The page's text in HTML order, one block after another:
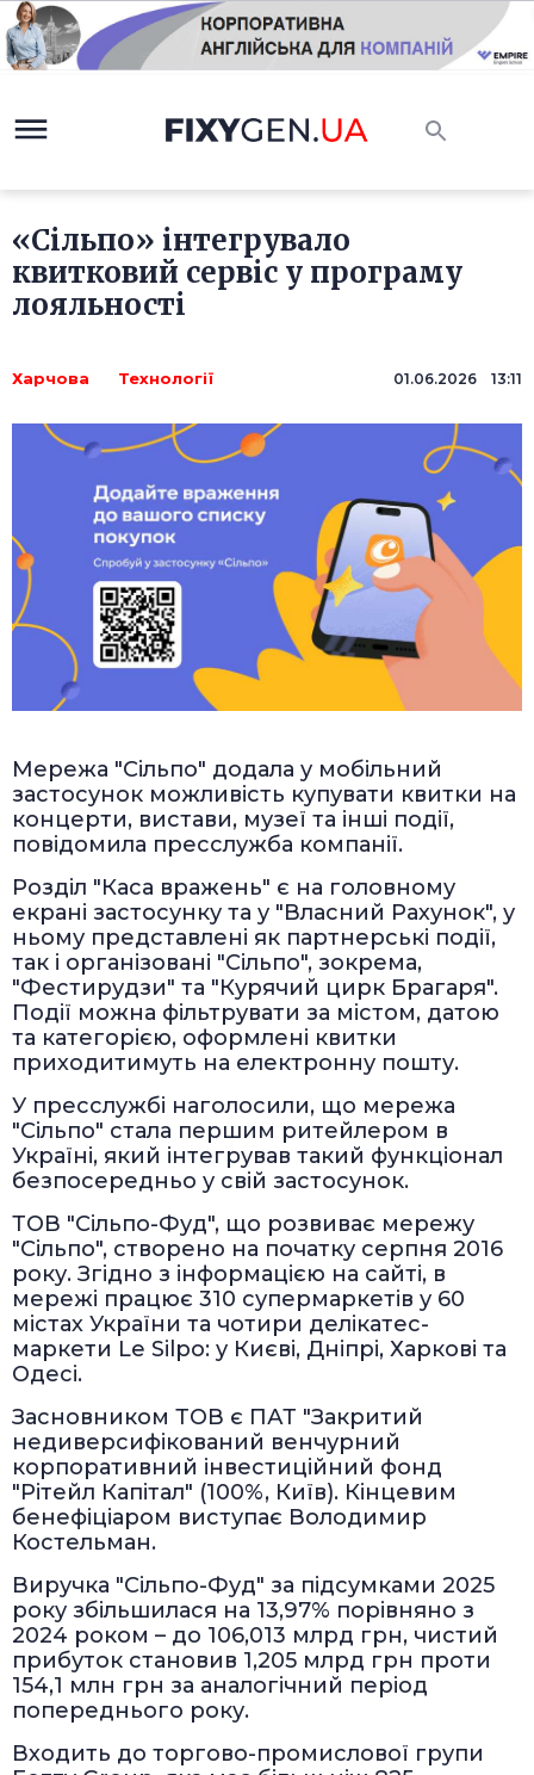
«Сільпо» інтегрувало
квитковий сервіс у програму
лояльності
Харчова Технології 01.06.2026 13:11
Мережа "Сільпо" додала у мобільний
застосунок можливість купувати квитки на
концерти, вистави, музеї та інші події,
повідомила пресслужба компанії.
Розділ "Каса вражень" є на головному
екрані застосунку та у "Власний Рахунок", у
ньому представлені як партнерські події,
так і організовані "Сільпо", зокрема,
"Фестирудзи" та "Курячий цирк Брагаря".
Події можна фільтрувати за містом, датою
та категорією, оформлені квитки
приходитимуть на електронну пошту.
У пресслужбі наголосили, що мережа
"Сільпо" стала першим ритейлером в
Україні, який інтегрував такий функціонал
безпосередньо у свій застосунок.
ТОВ "Сільпо-Фуд", що розвиває мережу
"Сільпо", створено на початку серпня 2016
року. Згідно з інформацією на сайті, в
мережі працює 310 супермаркетів у 60
містах України та чотири делікатес-
маркети Le Silpo: у Києві, Дніпрі, Харкові та
Одесі.
Засновником ТОВ є ПАТ "Закритий
недиверсифікований венчурний
корпоративний інвестиційний фонд
"Рітейл Капітал" (100%, Київ). Кінцевим
бенефіціаром виступає Володимир
Костельман.
Виручка "Сільпо-Фуд" за підсумками 2025
року збільшилася на 13,97% порівняно з
2024 роком – до 106,013 млрд грн, чистий
прибуток становив 1,205 млрд грн проти
154,1 млн грн за аналогічний період
попереднього року.
Входить до торгово-промислової групи